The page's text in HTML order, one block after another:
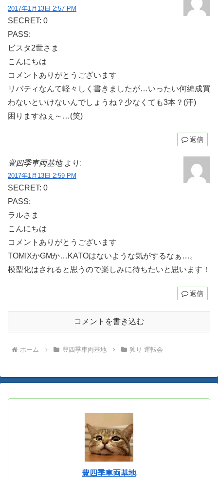
2017年1月13日 2:57 PM
SECRET: 0
PASS:
ビスタ2世さま
こんにちは
コメントありがとうございます
リバティなんて軽々しく書きましたが…いったい何編成買
わないといけないんでしょうね？少なくても3本？(汗)
困りますねぇ～…(笑)
返信
豊四季車両基地 より:
2017年1月13日 2:59 PM
SECRET: 0
PASS:
ラルさま
こんにちは
コメントありがとうございます
TOMIXかGMか…KATOはないような気がするなぁ…。
模型化はされると思うので楽しみに待ちたいと思います！
返信
コメントを書き込む
ホーム 豊四季車両基地 独り 運転会
豊四季車両基地